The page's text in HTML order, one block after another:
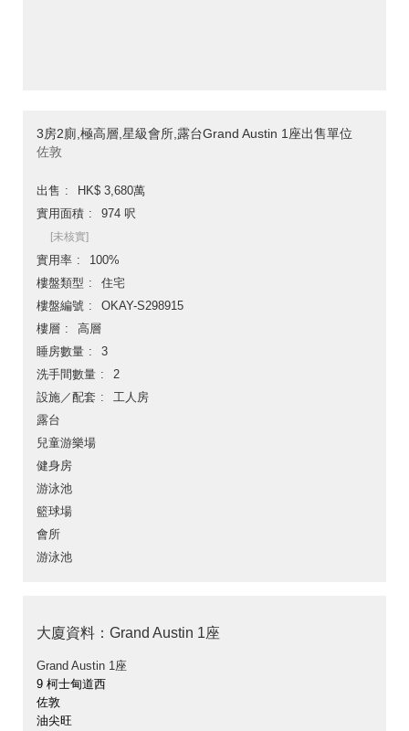
3房2廁,極高層,星級會所,露台Grand Austin 1座出售單位
佐敦
出售
HK$ 3,680萬
實用面積
974 呎
[未核實]
實用率
100%
樓盤類型
住宅
樓盤編號
OKAY-S298915
樓層
高層
睡房數量
3
洗手間數量
2
設施／配套
工人房
露台
兒童游樂場
健身房
游泳池
籃球場
會所
游泳池
大廈資料：Grand Austin 1座
Grand Austin 1座
9 柯士甸道西
佐敦
油尖旺